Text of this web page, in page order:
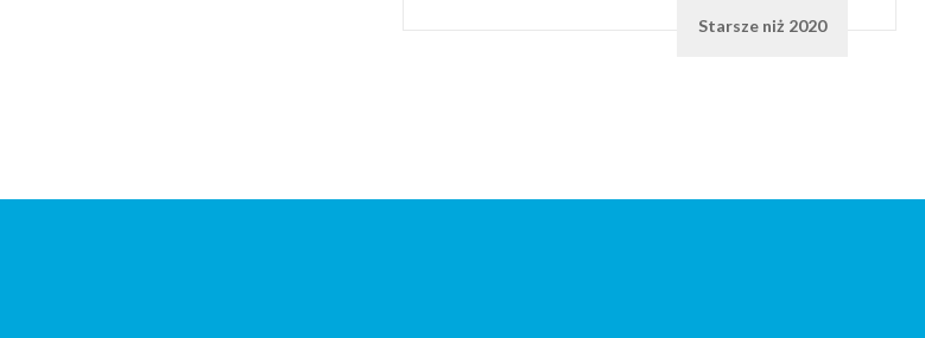
Starsze niż 2020